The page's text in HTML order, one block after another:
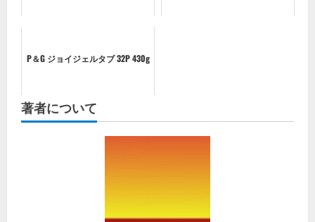
P＆G ジョイジェルタブ 32P 430g
著者について